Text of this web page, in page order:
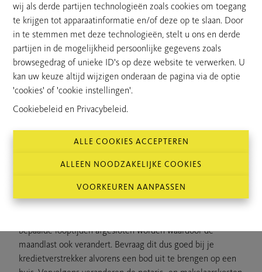
wij als derde partijen technologieën zoals cookies om toegang
te krijgen tot apparaatinformatie en/of deze op te slaan. Door
in te stemmen met deze technologieën, stelt u ons en derde
partijen in de mogelijkheid persoonlijke gegevens zoals
browsegedrag of unieke ID's op deze website te verwerken. U
kan uw keuze altijd wijzigen onderaan de pagina via de optie
'cookies' of 'cookie instellingen'.
Cookiebeleid en Privacybeleid.
ALLE COOKIES ACCEPTEREN
ALLEEN NOODZAKELIJKE COOKIES
VOORKEUREN AANPASSEN
Er zijn heel wat zaken die fout kunnen kopen bij het kopen
van een huis. Toch zijn er verschillende fouten die
makkelijk te vermijden zijn als je er je bewust van bent.
Sommige hiervan zijn emotioneel, anderen dan weer
financieel of administratief. We loodsen je er vlot door met
deze blog en staan je ook bij in het hele aankoopproces!
More money, more problems
De meest gemaakte fout is geen rekening houden met het
budget. Deze staat met stip op één. Voor je de zoektocht
duidelijk budget afbakent. Denk hierbij aan een maximale
hypotheek die je kan afsluiten, maar ook aan de maandlast
bepaalde looptijden afgesloten worden waardoor de
maandlast ook verandert. Bevraag dit dus goed bij je
kredietverstrekker alvorens een bod uit te brengen op een